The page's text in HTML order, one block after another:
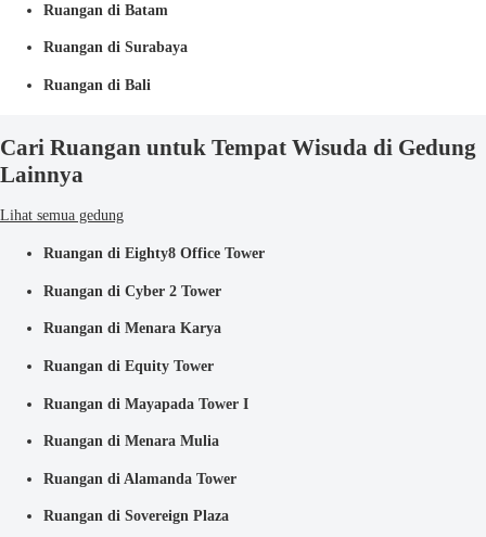
Ruangan di Batam
Ruangan di Surabaya
Ruangan di Bali
Cari Ruangan untuk Tempat Wisuda di Gedung
Lainnya
Lihat semua gedung
Ruangan di Eighty8 Office Tower
Ruangan di Cyber 2 Tower
Ruangan di Menara Karya
Ruangan di Equity Tower
Ruangan di Mayapada Tower I
Ruangan di Menara Mulia
Ruangan di Alamanda Tower
Ruangan di Sovereign Plaza